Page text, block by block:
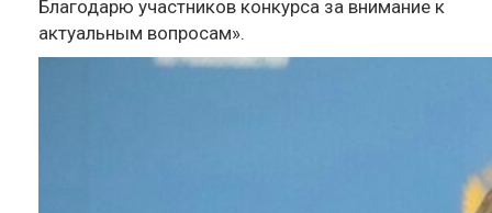
Благодарю участников конкурса за внимание к
актуальным вопросам».